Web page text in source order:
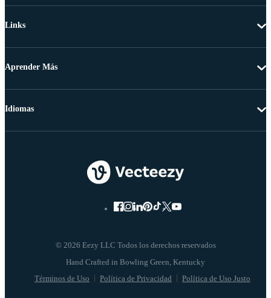
Links
Aprender Más
© 2026 Eezy LLC Todos los derechos reservados
Términos de Uso Política de Privacidad Política de Uso Justo
Idiomas